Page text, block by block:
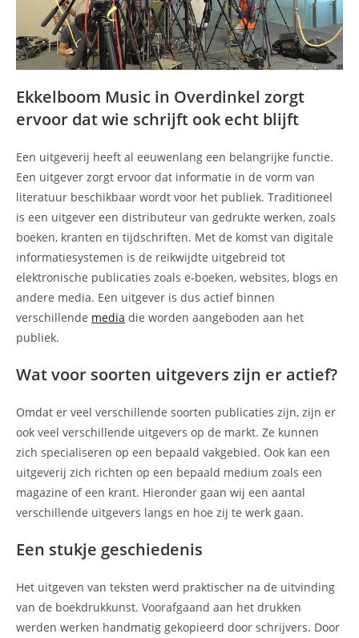
Ekkelboom Music in Overdinkel zorgt
ervoor dat wie schrijft ook echt blijft
Een uitgeverij heeft al eeuwenlang een belangrijke functie.
Een uitgever zorgt ervoor dat informatie in de vorm van
literatuur beschikbaar wordt voor het publiek. Traditioneel
is een uitgever een distributeur van gedrukte werken, zoals
boeken, kranten en tijdschriften. Met de komst van digitale
informatiesystemen is de reikwijdte uitgebreid tot
elektronische publicaties zoals e-boeken, websites, blogs en
andere media. Een uitgever is dus actief binnen
verschillende media die worden aangeboden aan het
publiek.
Wat voor soorten uitgevers zijn er actief?
Omdat er veel verschillende soorten publicaties zijn, zijn er
ook veel verschillende uitgevers op de markt. Ze kunnen
zich specialiseren op een bepaald vakgebied. Ook kan een
uitgeverij zich richten op een bepaald medium zoals een
magazine of een krant. Hieronder gaan wij een aantal
verschillende uitgevers langs en hoe zij te werk gaan.
Een stukje geschiedenis
Het uitgeven van teksten werd praktischer na de uitvinding
van de boekdrukkunst. Voorafgaand aan het drukken
werden werken handmatig gekopieerd door schrijvers. Door